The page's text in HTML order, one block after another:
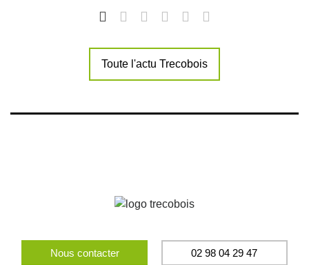
Toute l'actu Trecobois
Nous contacter 02 98 04 29 47